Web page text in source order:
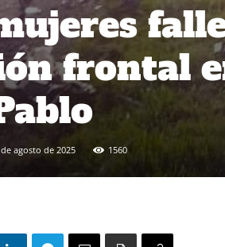
frontal
agosto de 2025 1560